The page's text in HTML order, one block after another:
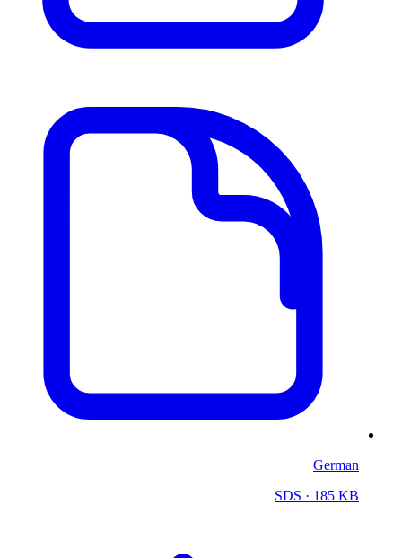
German
SDS · 185 KB